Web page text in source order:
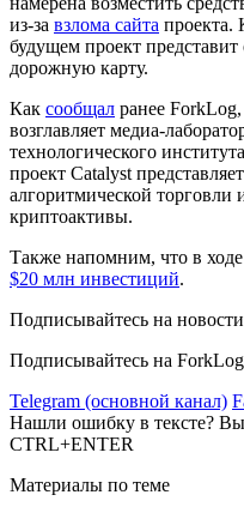
из-за взлома сайта проекта.
будущем проект
дорожную карту.
Как сообщал ранее
возглавляет медиа-
технологического
проект Catalyst
алгоритмической торговли
криптоактивы.
Также напомним, что в
$20 млн инвестиций.
Подписывайтесь на
Подписывайтесь на
Telegram (основной канал)
Нашли ошибку в тексте?
CTRL+ENTER
Материалы по теме